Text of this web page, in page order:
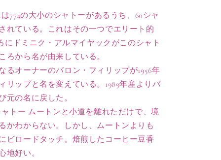
ル
マ
イ
ヤ
ク
ヤ
ッ
774の大小のシャトーがあるうち、60シャ
れている。これはその一つでエリート的
にドミニク・アルマイヤックがこのシャト
ろから名が由来している。
るオーナーのバロン・フィリップが1956年
リップと名を変えている。1989年産よりバ
元の名に戻した。
トー ムートンと小道を離れただけで、境
かわからない。しかし、ムートンよりも
ビロードタッチ。焙煎したコーヒー豆香
地好い。